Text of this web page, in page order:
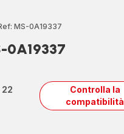
MS-0A19337
0A19337
22
Controlla la
compatibilità